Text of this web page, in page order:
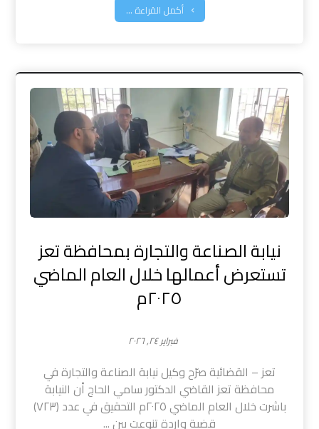
أكمل القراءة ...
نيابة الصناعة والتجارة بمحافظة تعز
تستعرض أعمالها خلال العام الماضي
٢٠٢٥م
فبراير ٢٤, ٢٠٢٦
تعز – القضائية صرّح وكيل نيابة الصناعة والتجارة في
محافظة تعز القاضي الدكتور سامي الحاج أن النيابة
باشرت خلال العام الماضي ٢٠٢٥م التحقيق في عدد (٧٢٣)
قضية واردة تنوعت بين ...